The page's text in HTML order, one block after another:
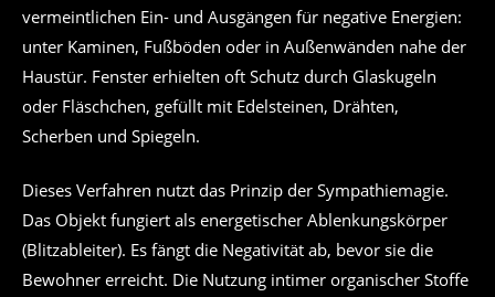
vermeintlichen Ein- und Ausgängen für negative Energien:
unter Kaminen, Fußböden oder in Außenwänden nahe der
Haustür. Fenster erhielten oft Schutz durch Glaskugeln
oder Fläschchen, gefüllt mit Edelsteinen, Drähten,
Scherben und Spiegeln.
Dieses Verfahren nutzt das Prinzip der Sympathiemagie.
Das Objekt fungiert als energetischer Ablenkungskörper
(Blitzableiter). Es fängt die Negativität ab, bevor sie die
Bewohner erreicht. Die Nutzung intimer organischer Stoffe